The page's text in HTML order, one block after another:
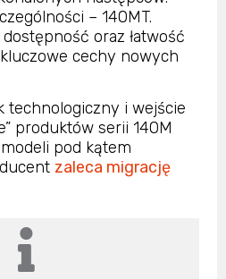
– 140MT.
oraz łatwość
cechy nowych
technologiczny i wejście
produktów serii 140M
pod kątem
zaleca migrację